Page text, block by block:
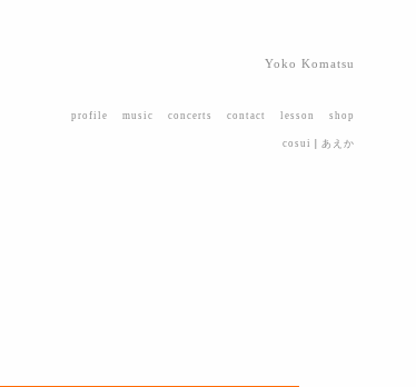
Yoko Komatsu
profile music concerts contact lesson shop
cosui あえか